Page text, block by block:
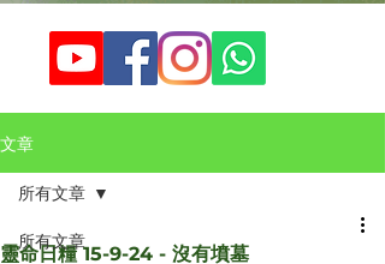
文章
所有文章
所有文章
靈命日糧 15-9-24 - 沒有墳墓